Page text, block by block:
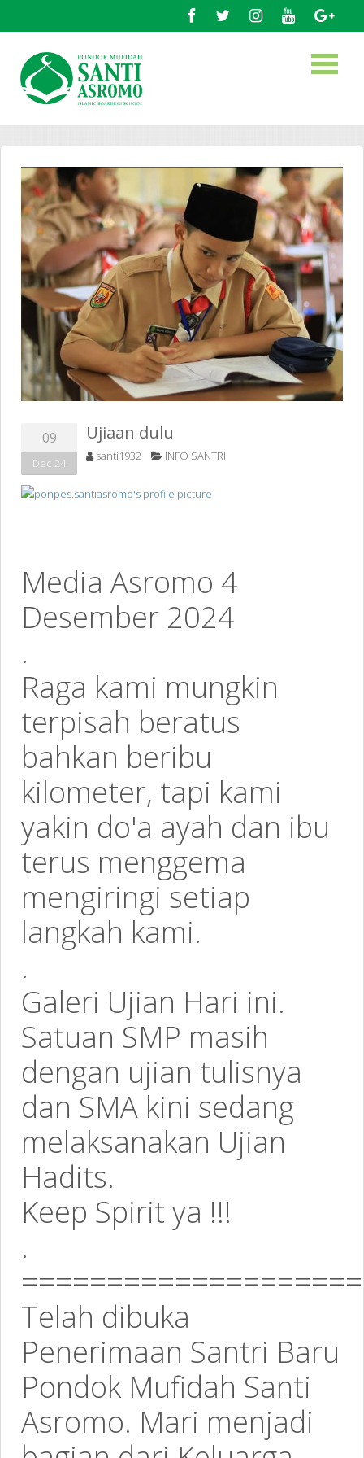
09
Dec 24
Ujiaan dulu
santi1932 INFO SANTRI
Media Asromo 4
Desember 2024
.
Raga kami mungkin
terpisah beratus
bahkan beribu
kilometer, tapi kami
yakin do'a ayah dan ibu
terus menggema
mengiringi setiap
langkah kami.
.
Galeri Ujian Hari ini.
Satuan SMP masih
dengan ujian tulisnya
dan SMA kini sedang
melaksanakan Ujian
Hadits.
Keep Spirit ya !!!
.
Telah dibuka
Penerimaan Santri Baru
Pondok Mufidah Santi
Asromo. Mari menjadi